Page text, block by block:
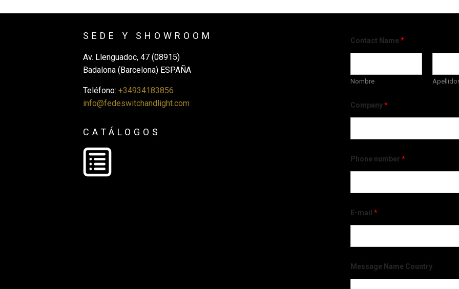
SEDE Y SHOWROOM
Av. Llenguadoc, 47 (08915)
Badalona (Barcelona) ESPAÑA
Teléfono: +34934183856
info@fedeswitchandlight.com
CATÁLOGOS
Contact Name *
Nombre
Company*
Phone number *
E-mail *
Message Name Country